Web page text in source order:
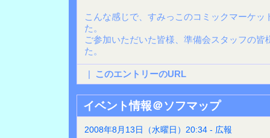
こんな感じで、すみっこのコミックマーケッ
た。
ご参加いただいた皆様、準備会スタッフの皆
た。
| このエントリーのURL
イベント情報＠ソフマップ
2008年8月13日（水曜日）20:34 - 広報